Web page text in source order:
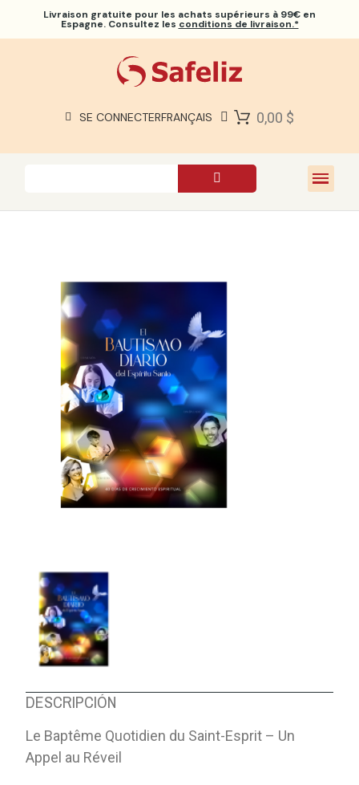
Livraison gratuite pour les achats supérieurs à 99€ en
Espagne. Consultez les conditions de livraison.*
SE CONNECTERFRANÇAIS 0,00 $
À PROPOS DE NOUS
DESCRIPCIÓN
Le Baptême Quotidien du Saint-Esprit – Un
Appel au Réveil